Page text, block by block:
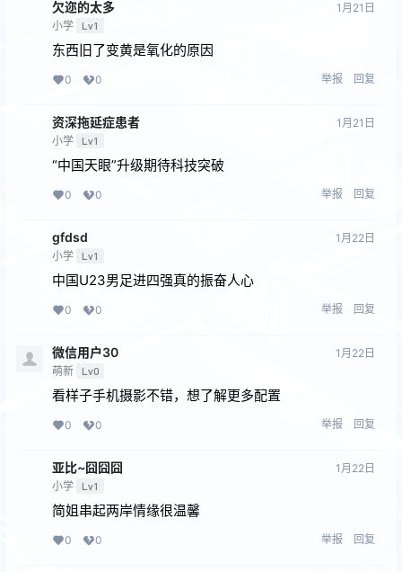
欠迩的太多
小学 Lv1
1月21日
东西旧了变黄是氧化的原因
0 0 举报 回复
资深拖延症患者
小学 Lv1
1月21日
“中国天眼”升级期待科技突破
0 0 举报 回复
gfdsd
小学 Lv1
1月22日
中国U23男足进四强真的振奋人心
0 0 举报 回复
微信用户30
萌新 Lv0
1月22日
看样子手机摄影不错，想了解更多配置
0 0 举报 回复
亚比~囧囧囧
小学 Lv1
1月22日
简姐串起两岸情缘很温馨
0 0 举报 回复